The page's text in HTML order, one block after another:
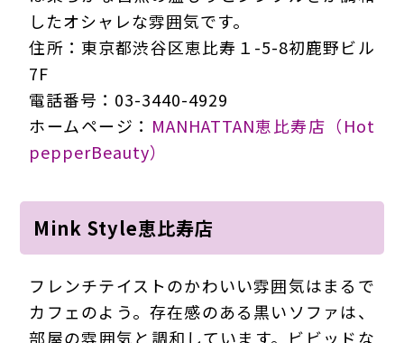
したオシャレな雰囲気です。
住所：東京都渋谷区恵比寿１-5-8初鹿野ビル
7F
電話番号：03-3440-4929
ホームページ： MANHATTAN恵比寿店（Hot
pepperBeauty）
Mink Style恵比寿店
フレンチテイストのかわいい雰囲気はまるで
カフェのよう。存在感のある黒いソファは、
部屋の雰囲気と調和しています。ビビッドな